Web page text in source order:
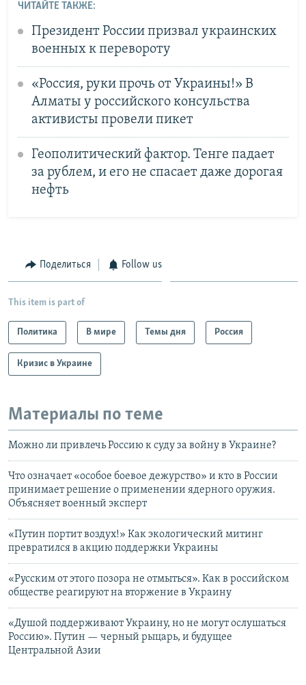
ЧИТАЙТЕ ТАКЖЕ:
Президент России призвал украинских
военных к перевороту
«Россия, руки прочь от Украины!» В
Алматы у российского консульства
активисты провели пикет
Геополитический фактор. Тенге падает
за рублем, и его не спасает даже дорогая
нефть
Поделиться Follow us
This item is part of
Политика В мире Темы дня Россия
Кризис в Украине
Материалы по теме
Можно ли привлечь Россию к суду за войну в Украине?
Что означает «особое боевое дежурство» и кто в России
принимает решение о применении ядерного оружия.
Объясняет военный эксперт
«Путин портит воздух!» Как экологический митинг
превратился в акцию поддержки Украины
«Русским от этого позора не отмыться». Как в российском
обществе реагируют на вторжение в Украину
«Душой поддерживают Украину, но не могут ослушаться
Россию». Путин — черный рыцарь, и будущее
Центральной Азии